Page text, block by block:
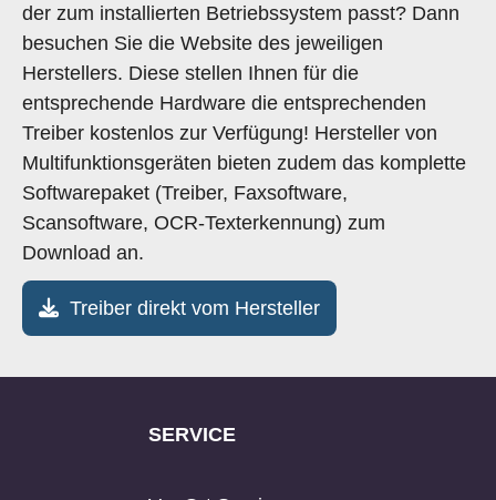
der zum installierten Betriebssystem passt? Dann
besuchen Sie die Website des jeweiligen
Herstellers. Diese stellen Ihnen für die
entsprechende Hardware die entsprechenden
Treiber kostenlos zur Verfügung! Hersteller von
Multifunktionsgeräten bieten zudem das komplette
Softwarepaket (Treiber, Faxsoftware,
Scansoftware, OCR-Texterkennung) zum
Download an.
Treiber direkt vom Hersteller
SERVICE